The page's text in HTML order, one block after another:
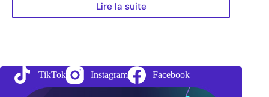
Lire la suite
Le
Mètres
carrés
(ou
TikTok Instagram Facebook